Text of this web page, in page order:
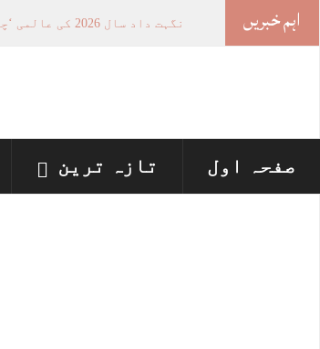
اہم خبریں خوا_
صفحہ اول تازہ ترین